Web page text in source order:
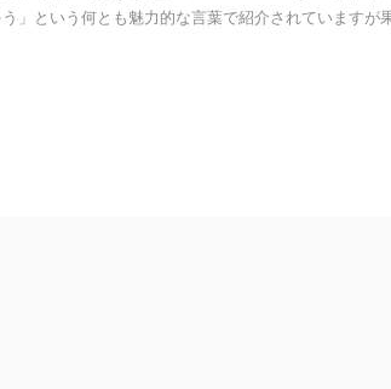
」という何とも魅力的な言葉で紹介されていますが